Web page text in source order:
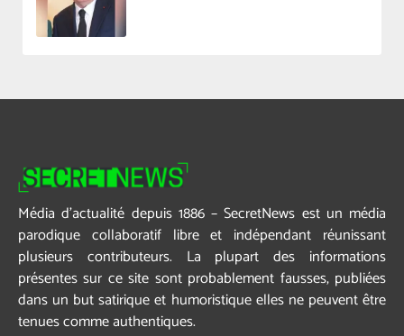
Média d’actualité depuis 1886 – SecretNews est un média
parodique collaboratif libre et indépendant réunissant
plusieurs contributeurs. La plupart des informations
présentes sur ce site sont probablement fausses, publiées
dans un but satirique et humoristique elles ne peuvent être
tenues comme authentiques.